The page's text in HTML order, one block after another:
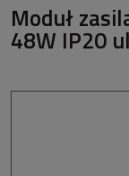
Moduł
48W IP20